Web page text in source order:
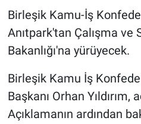
Birleşik Kamu-İş
Anıtpark'tan Çalışma ve
Bakanlığı'na yürüyecek.
Birleşik Kamu İş
Başkanı Orhan Yıldırım,
Açıklamanın ardından
Koronavirüs
Kültür Sanat
Ne demişti
Nedir